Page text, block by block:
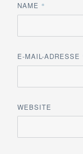
NAME *
E-MAIL-ADRESSE
WEBSITE